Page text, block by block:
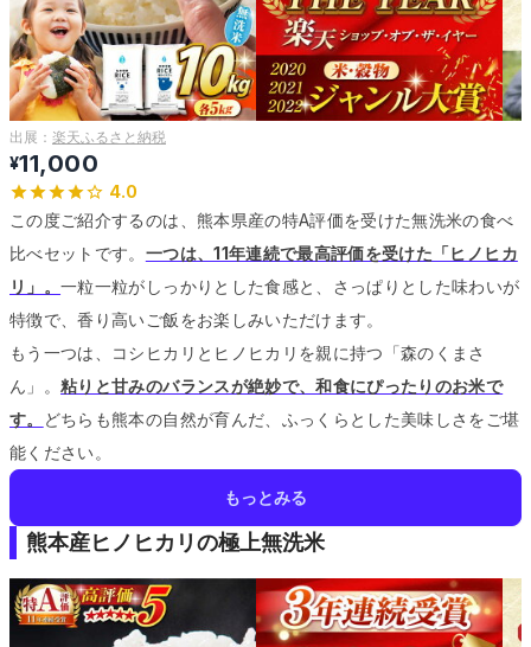
出展： 楽天ふるさと納税
¥11,000
4.0
この度ご紹介するのは、熊本県産の特A評価を受けた無洗米の食べ
比べセットです。 一つは、11年連続で最高評価を受けた「ヒノヒカ
リ」。一粒一粒がしっかりとした食感と、さっぱりとした味わいが
特徴で、香り高いご飯をお楽しみいただけます。
もう一つは、コシヒカリとヒノヒカリを親に持つ「森のくまさ
ん」。粘りと甘みのバランスが絶妙で、和食にぴったりのお米で
す。
どちらも熊本の自然が育んだ、ふっくらとした美味しさをご堪
能ください。
もっとみる
熊本産ヒノヒカリの極上無洗米